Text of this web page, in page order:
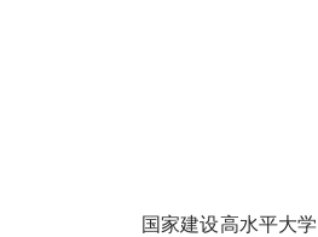
国家建设高水平大